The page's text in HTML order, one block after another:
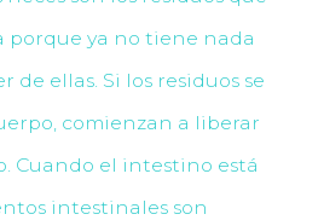
porque ya no tiene nada
de ellas. Si los residuos se
comienzan a liberar
Cuando el intestino está
intestinales son